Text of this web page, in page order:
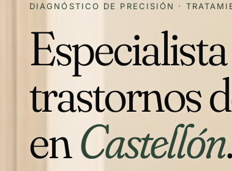
DIAGNÓSTICO DE PRECISIÓN ·
trastornos
enCastellón.